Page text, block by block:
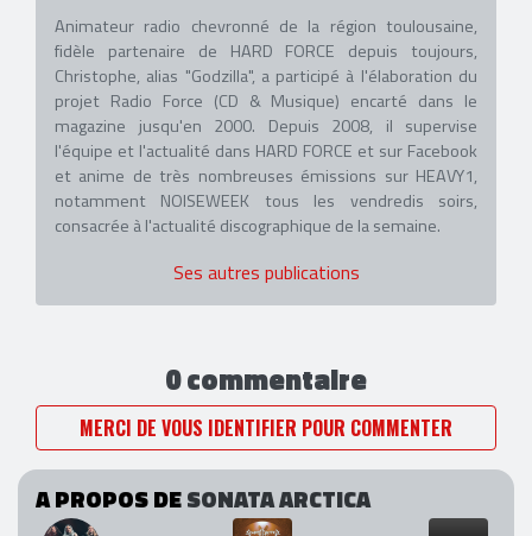
Animateur radio chevronné de la région toulousaine,
fidèle partenaire de HARD FORCE depuis toujours,
Christophe, alias "Godzilla", a participé à l'élaboration du
projet Radio Force (CD & Musique) encarté dans le
magazine jusqu'en 2000. Depuis 2008, il supervise
l'équipe et l'actualité dans HARD FORCE et sur Facebook
et anime de très nombreuses émissions sur HEAVY1,
notamment NOISEWEEK tous les vendredis soirs,
consacrée à l'actualité discographique de la semaine.
Ses autres publications
0 commentaire
MERCI DE VOUS IDENTIFIER POUR COMMENTER
A PROPOS DESONATA ARCTICA